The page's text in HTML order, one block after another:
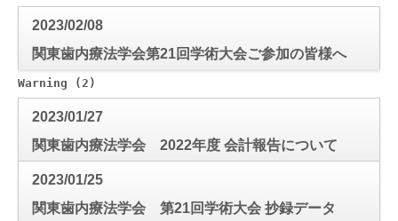
2023/02/08
関東歯内療法学会第21回学術大会ご参加の皆様へ
Warning (2)
2023/01/27
関東歯内療法学会 2022年度 会計報告について
2023/01/25
関東歯内療法学会 第21回学術大会 抄録データ